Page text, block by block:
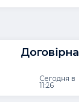
Договірна
Сегодня в
11:26